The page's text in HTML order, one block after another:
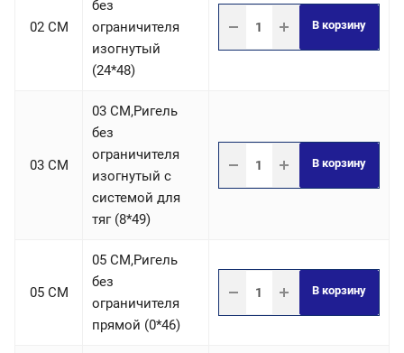
02 СM
без
ограничителя
изогнутый
(24*48)
В корзину
03 СM
03 СM,Ригель
без
ограничителя
изогнутый с
системой для
тяг (8*49)
В корзину
05 СM
05 СM,Ригель
без
ограничителя
прямой (0*46)
В корзину